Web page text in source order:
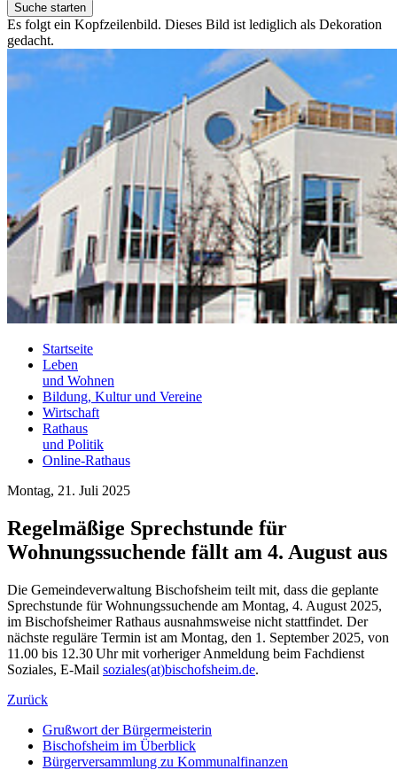
Suche starten
Es folgt ein Kopfzeilenbild. Dieses Bild ist lediglich als Dekoration
gedacht.
Startseite
Leben
und Wohnen
Bildung, Kultur und Vereine
Wirtschaft
Rathaus
und Politik
Online-Rathaus
Montag, 21. Juli 2025
Regelmäßige Sprechstunde für
Wohnungssuchende fällt am 4. August aus
Die Gemeindeverwaltung Bischofsheim teilt mit, dass die geplante
Sprechstunde für Wohnungssuchende am Montag, 4. August 2025,
im Bischofsheimer Rathaus ausnahmsweise nicht stattfindet. Der
nächste reguläre Termin ist am Montag, den 1. September 2025, von
11.00 bis 12.30 Uhr mit vorheriger Anmeldung beim Fachdienst
Soziales, E-Mail soziales(at)bischofsheim.de.
Zurück
Grußwort der Bürgermeisterin
Bischofsheim im Überblick
Bürgerversammlung zu Kommunalfinanzen